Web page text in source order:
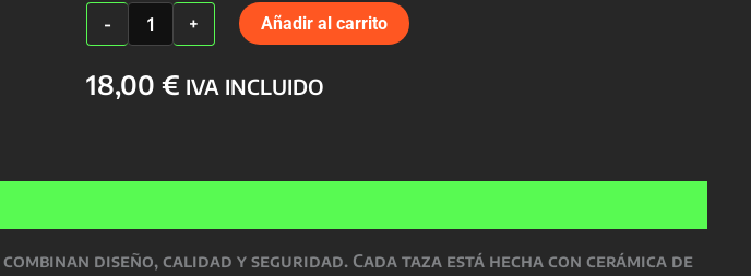
-
TAZA
PROFESORES
+ Añadir al carrito
18,00€ IVA INCLUIDO
combinan diseño, calidad y seguridad. Cada taza está hecha con cerámica de